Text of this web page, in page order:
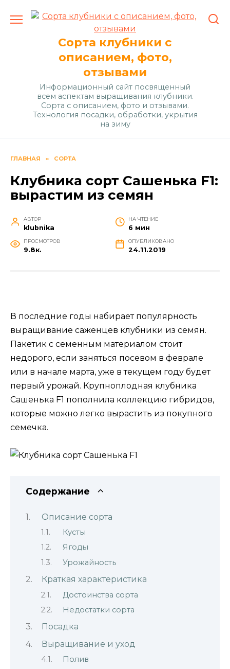
Сорта клубники с
описанием, фото,
отзывами
Информационный сайт посвященный
всем аспектам выращивания клубники.
Сорта с описанием, фото и отзывами.
Технология посадки, обработки, укрытия
на зиму
ГЛАВНАЯ » СОРТА
Клубника сорт Сашенька F1:
вырастим из семян
АВТОР
klubnika
НА ЧТЕНИЕ
6 мин
ПРОСМОТРОВ
9.8к.
ОПУБЛИКОВАНО
24.11.2019
В последние годы набирает популярность
выращивание саженцев клубники из семян.
Пакетик с семенным материалом стоит
недорого, если заняться посевом в феврале
или в начале марта, уже в текущем году будет
первый урожай. Крупноплодная клубника
Сашенька F1 пополнила коллекцию гибридов,
которые можно легко вырастить из покупного
семечка.
Содержание
Описание сорта
Кусты
Ягоды
Урожайность
Краткая характеристика
Достоинства сорта
Недостатки сорта
Посадка
Выращивание и уход
Полив